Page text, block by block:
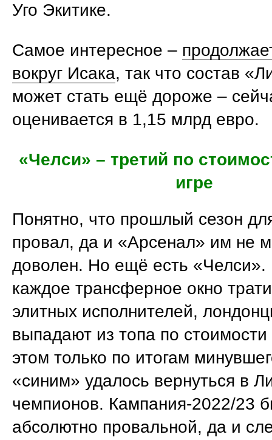
Уго Экитике.
Самое интересное –
вокруг Исака, так что состав
может стать ещё дороже –
оценивается в 1,15 млрд евро.
«Челси» – третий по
игре
Понятно, что прошлый сезон
провал, да и «Арсенал» им не
доволен. Но ещё есть «Челси».
каждое трансферное окно
элитных исполнителей,
выпадают из топа по
этом только по итогам
«синим» удалось вернуться в
чемпионов. Кампания-2022/23
абсолютно провальной, да и